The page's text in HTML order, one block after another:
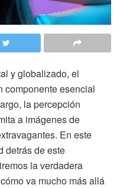
y globalizado, el
componente esencial
la percepción
a imágenes de
En este
detrás de este
la verdadera
va mucho más allá